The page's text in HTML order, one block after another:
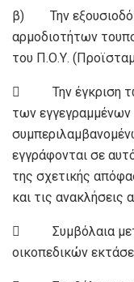
β) Την
αρμοδιοτήτων
του Π.Ο.Υ.
 Την έγκριση
των
εγγράφονται σε
της σχετικής
και τις ανακλήσεις
 Συμβόλαια
οικοπεδικών